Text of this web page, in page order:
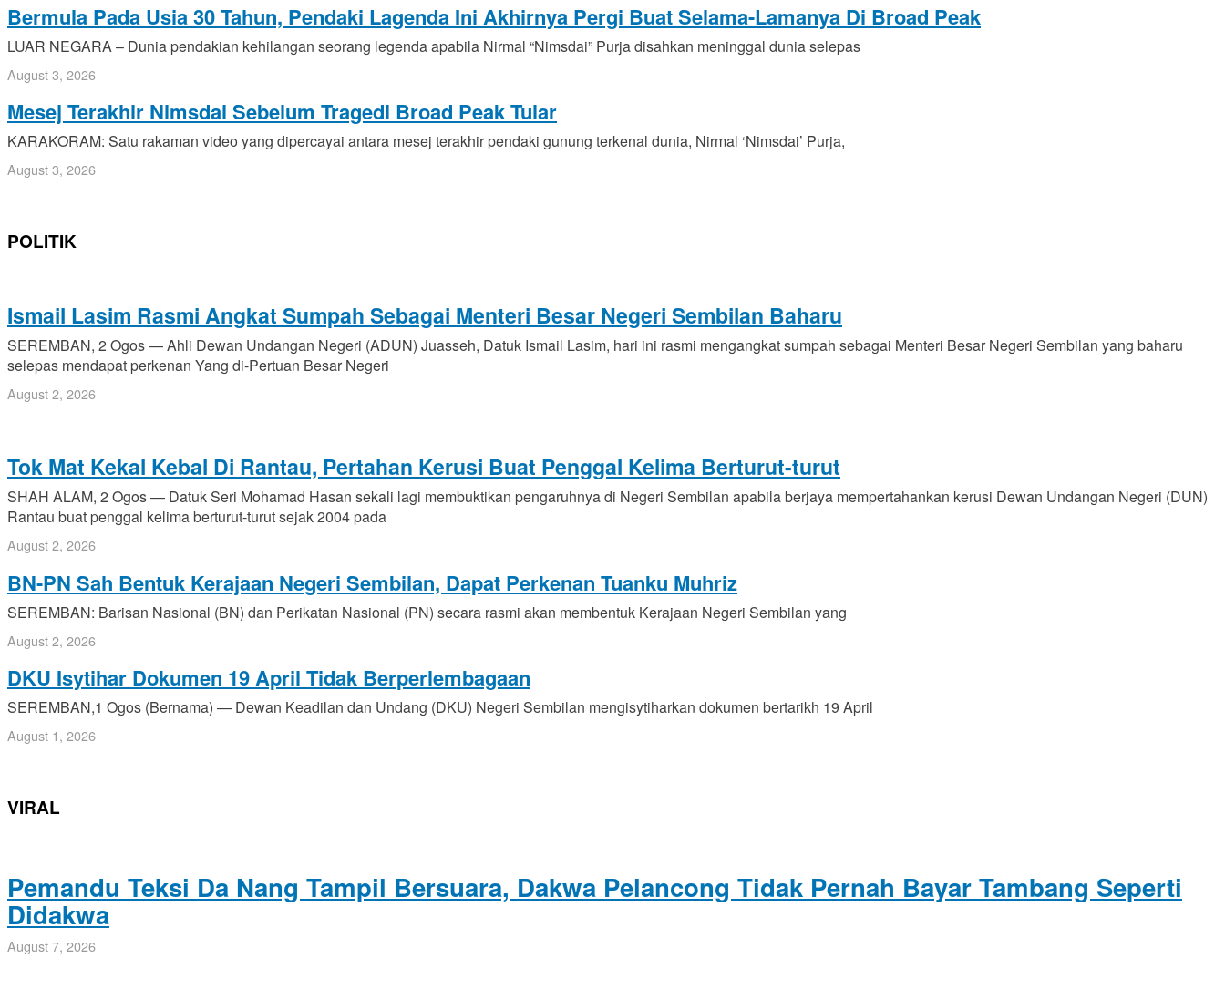
Bermula Pada Usia 30 Tahun, Pendaki Lagenda Ini Akhirnya Pergi Buat Selama-Lamanya Di Broad Peak
LUAR NEGARA – Dunia pendakian kehilangan seorang legenda apabila Nirmal “Nimsdai” Purja disahkan meninggal dunia selepas
August 3, 2026
Mesej Terakhir Nimsdai Sebelum Tragedi Broad Peak Tular
KARAKORAM: Satu rakaman video yang dipercayai antara mesej terakhir pendaki gunung terkenal dunia, Nirmal ‘Nimsdai’ Purja,
August 3, 2026
POLITIK
Ismail Lasim Rasmi Angkat Sumpah Sebagai Menteri Besar Negeri Sembilan Baharu
SEREMBAN, 2 Ogos — Ahli Dewan Undangan Negeri (ADUN) Juasseh, Datuk Ismail Lasim, hari ini rasmi mengangkat sumpah sebagai Menteri Besar Negeri Sembilan yang baharu
selepas mendapat perkenan Yang di-Pertuan Besar Negeri
August 2, 2026
Tok Mat Kekal Kebal Di Rantau, Pertahan Kerusi Buat Penggal Kelima Berturut-turut
SHAH ALAM, 2 Ogos — Datuk Seri Mohamad Hasan sekali lagi membuktikan pengaruhnya di Negeri Sembilan apabila berjaya mempertahankan kerusi Dewan Undangan Negeri (DUN)
Rantau buat penggal kelima berturut-turut sejak 2004 pada
August 2, 2026
BN-PN Sah Bentuk Kerajaan Negeri Sembilan, Dapat Perkenan Tuanku Muhriz
SEREMBAN: Barisan Nasional (BN) dan Perikatan Nasional (PN) secara rasmi akan membentuk Kerajaan Negeri Sembilan yang
August 2, 2026
DKU Isytihar Dokumen 19 April Tidak Berperlembagaan
SEREMBAN,1 Ogos (Bernama) — Dewan Keadilan dan Undang (DKU) Negeri Sembilan mengisytiharkan dokumen bertarikh 19 April
August 1, 2026
VIRAL
Pemandu Teksi Da Nang Tampil Bersuara, Dakwa Pelancong Tidak Pernah Bayar Tambang Seperti
Didakwa
August 7, 2026